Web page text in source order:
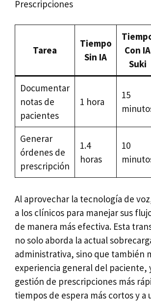
Prescripciones
Tarea
Tiempo
Sin IA
Con IA
Suki
Documentar
notas de
pacientes
1 hora
15
Generar
órdenes de
prescripción
1.4
horas
10
Al aprovechar la tecnología de
a los clínicos para manejar sus
de manera más efectiva. Esta
no solo aborda la actual
administrativa, sino que también
experiencia general del paciente,
gestión de prescripciones más
tiempos de espera más cortos y a